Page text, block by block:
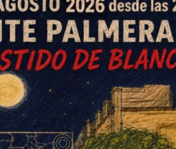
debido a las
realizado las
de la Colonia de
Movimiento Feminista